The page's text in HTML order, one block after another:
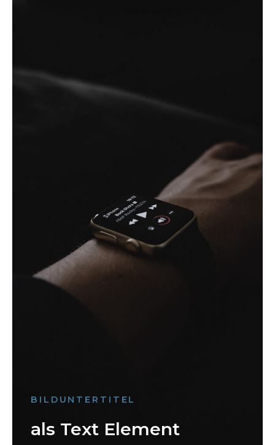
BILDUNTERTITEL
als Text Element